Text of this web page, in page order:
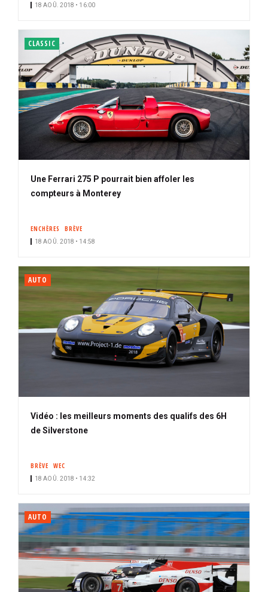
18 AOÛ. 2018 • 16:00
CLASSIC
Une Ferrari 275 P pourrait bien affoler les
compteurs à Monterey
ENCHÈRES BRÈVE
18 AOÛ. 2018 • 14:58
AUTO
Vidéo : les meilleurs moments des qualifs des 6H
de Silverstone
BRÈVE WEC
18 AOÛ. 2018 • 14:32
AUTO